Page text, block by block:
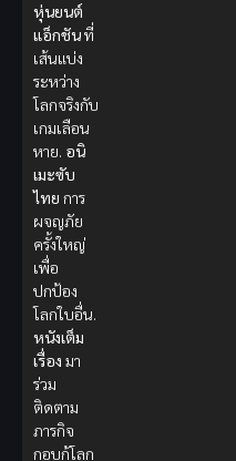
หุ่นยนต์
แอ็กชันที่
เส้นแบ่ง
ระหว่าง
โลกจริงกับ
เกมเลือน
หาย. อนิ
เมะซับ
ไทย การ
ผจญภัย
ครั้งใหญ่
เพื่อ
ปกป้อง
โลกใบอื่น.
หนังเต็ม
เรื่อง มา
ร่วม
ติดตาม
ภารกิจ
กอบกู้โลก